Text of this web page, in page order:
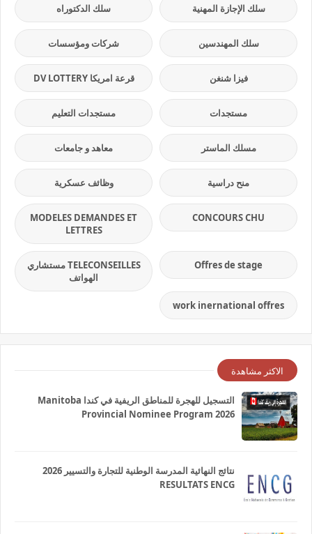
سلك الإجازة المهنية سلك الدكتوراه
سلك المهندسين شركات ومؤسسات
فيزا شنغن قرعة امريكا DV LOTTERY
مستجدات مستجدات التعليم
مسلك الماستر معاهد و جامعات
منح دراسية وظائف عسكرية
CONCOURS CHU
MODELES DEMANDES ET
LETTRES
Offres de stage
TELECONSEILLES مستشاري
الهواتف
work inernational offres
الاكثر مشاهدة
التسجيل للهجرة للمناطق الريفية في كندا Manitoba
Provincial Nominee Program 2026
نتائج النهائية المدرسة الوطنية للتجارة والتسيير 2026
RESULTATS ENCG